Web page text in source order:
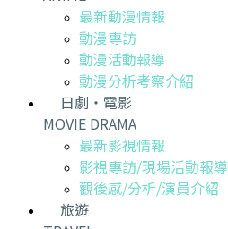
最新動漫情報
動漫專訪
動漫活動報導
動漫分析考察介紹
日劇・電影
MOVIE DRAMA
最新影視情報
影視專訪/現場活動報導
觀後感/分析/演員介紹
旅遊